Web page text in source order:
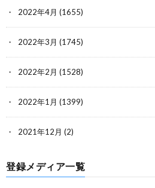
2022年4月 (1655)
2022年3月 (1745)
2022年2月 (1528)
2022年1月 (1399)
2021年12月 (2)
登録メディア一覧